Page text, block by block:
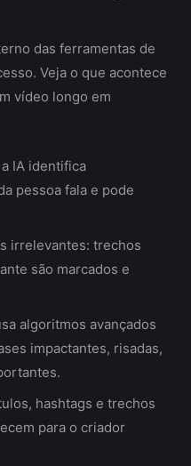
das ferramentas de
Veja o que acontece
vídeo longo em
IA identifica
pessoa fala e pode
irrelevantes: trechos
são marcados e
algoritmos avançados
impactantes, risadas,
hashtags e trechos
para o criador